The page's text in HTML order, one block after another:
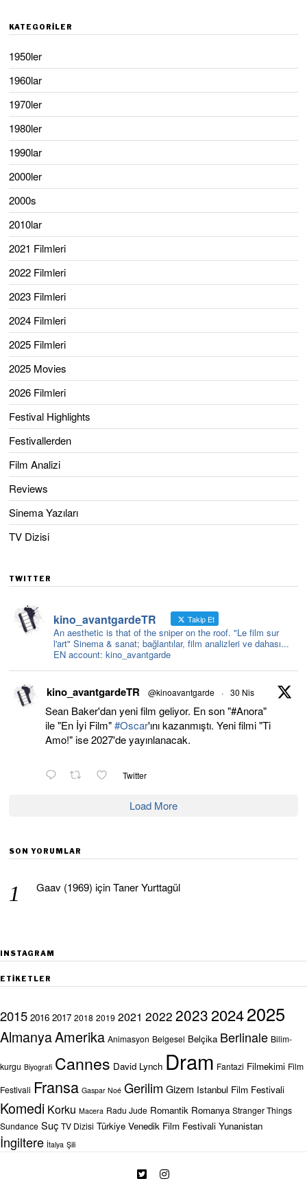
KATEGORILER
1950ler
1960lar
1970ler
1980ler
1990lar
2000ler
2000s
2010lar
2021 Filmleri
2022 Filmleri
2023 Filmleri
2024 Filmleri
2025 Filmleri
2025 Movies
2026 Filmleri
Festival Highlights
Festivallerden
Film Analizi
Reviews
Sinema Yazıları
TV Dizisi
TWITTER
kino_avantgardeTR Takip Et
An aesthetic is that of the sniper on the roof. "Le film sur
l'art" Sinema & sanat; bağlantılar, film analizleri ve dahası...
EN account: kino_avantgarde
kino_avantgardeTR @kinoavantgarde · 30 Nis
Sean Baker'dan yeni film geliyor. En son "#Anora"
ile "En İyi Film"#Oscar'ını kazanmıştı. Yeni filmi "Ti
Amo!" ise 2027'de yayınlanacak.
Twitter
Load More
SON YORUMLAR
Gaav (1969) içinTaner Yurttagül
INSTAGRAM
ETIKETLER
2015 2016 2017 2018 2019 2021 2022 2023 20242025
AlmanyaAmerika Animasyon Belgesel Belçika Berlinale Bilim-
kurgu Biyografi Cannes David Lynch Dram Fantazi Filmekimi Film
Festivali Fransa Gaspar Noé Gerilim Gizem Istanbul Film Festivali
Komedi Korku Macera Radu Jude Romantik Romanya Stranger Things
Sundance Suç TV Dizisi Türkiye Venedik Film Festivali Yunanistan
İngiltere İtalya Şili